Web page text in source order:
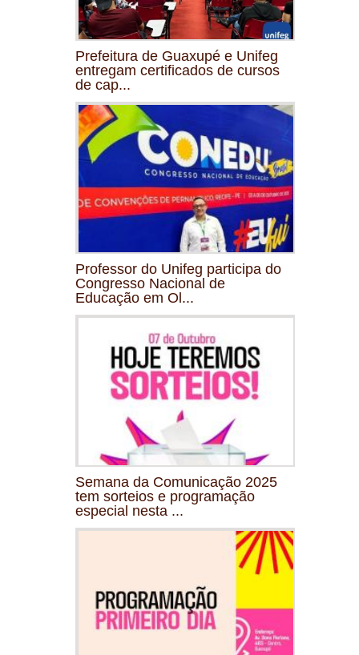
Prefeitura de Guaxupé e Unifeg
entregam certificados de cursos
de cap...
Professor do Unifeg participa do
Congresso Nacional de
Educação em Ol...
Semana da Comunicação 2025
tem sorteios e programação
especial nesta ...